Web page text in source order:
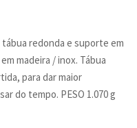
tábua redonda e suporte em
madeira / inox. Tábua
para dar maior
do tempo. PESO 1.070 g